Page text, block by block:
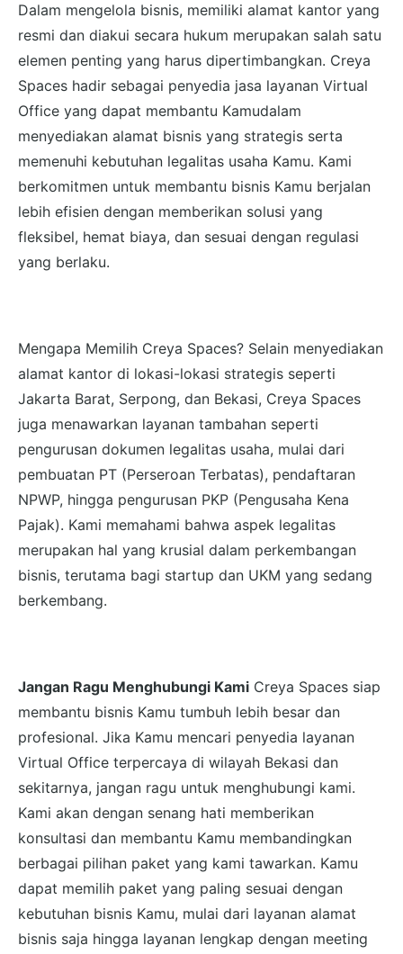
Dalam mengelola bisnis, memiliki alamat kantor yang
resmi dan diakui secara hukum merupakan salah satu
elemen penting yang harus dipertimbangkan. Creya
Spaces hadir sebagai penyedia jasa layanan Virtual
Office yang dapat membantu Kamudalam
menyediakan alamat bisnis yang strategis serta
memenuhi kebutuhan legalitas usaha Kamu. Kami
berkomitmen untuk membantu bisnis Kamu berjalan
lebih efisien dengan memberikan solusi yang
fleksibel, hemat biaya, dan sesuai dengan regulasi
yang berlaku.
Mengapa Memilih Creya Spaces? Selain menyediakan
alamat kantor di lokasi-lokasi strategis seperti
Jakarta Barat, Serpong, dan Bekasi, Creya Spaces
juga menawarkan layanan tambahan seperti
pengurusan dokumen legalitas usaha, mulai dari
pembuatan PT (Perseroan Terbatas), pendaftaran
NPWP, hingga pengurusan PKP (Pengusaha Kena
Pajak). Kami memahami bahwa aspek legalitas
merupakan hal yang krusial dalam perkembangan
bisnis, terutama bagi startup dan UKM yang sedang
berkembang.
Jangan Ragu Menghubungi Kami Creya Spaces siap
membantu bisnis Kamu tumbuh lebih besar dan
profesional. Jika Kamu mencari penyedia layanan
Virtual Office terpercaya di wilayah Bekasi dan
sekitarnya, jangan ragu untuk menghubungi kami.
Kami akan dengan senang hati memberikan
konsultasi dan membantu Kamu membandingkan
berbagai pilihan paket yang kami tawarkan. Kamu
dapat memilih paket yang paling sesuai dengan
kebutuhan bisnis Kamu, mulai dari layanan alamat
bisnis saja hingga layanan lengkap dengan meeting